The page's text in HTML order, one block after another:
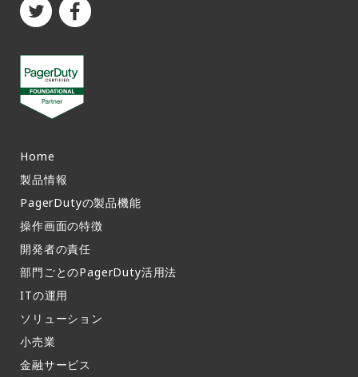
Home
製品情報​
PagerDutyの製品機能​
操作画面の特徴​
開発者の責任
部門ごとのPagerDuty活用法​
ITの運用​
ソリューション
小売業
金融サービス